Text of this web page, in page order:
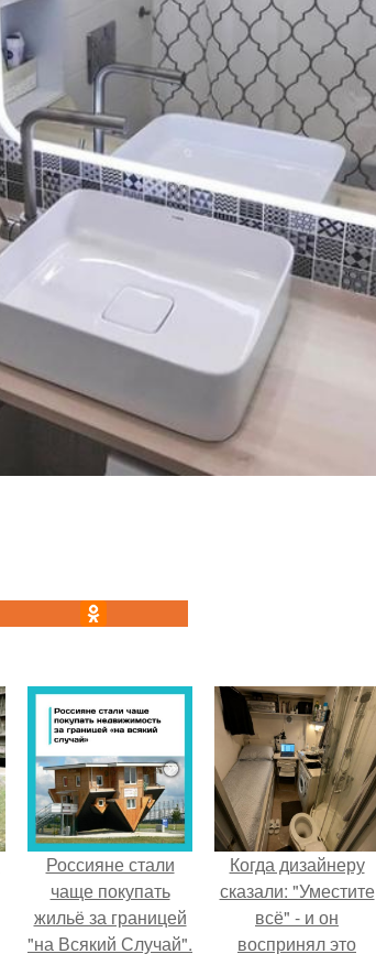
Россияне стали
чаще покупать
жильё за границей
"на Всякий Случай".
Когда дизайнеру
сказали: "Уместите
всё" - и он
воспринял это